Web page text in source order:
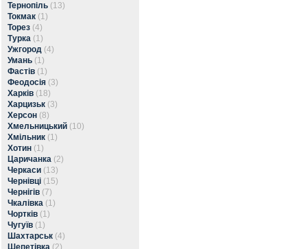
Тернопіль (13)
Токмак (1)
Торез (4)
Турка (1)
Ужгород (4)
Умань (1)
Фастів (1)
Феодосія (3)
Харків (18)
Харцизьк (3)
Херсон (8)
Хмельницький (10)
Хмільник (1)
Хотин (1)
Царичанка (2)
Черкаси (13)
Чернівці (15)
Чернігів (7)
Чкалівка (1)
Чортків (1)
Чугуїв (1)
Шахтарськ (4)
Шепетівка (2)